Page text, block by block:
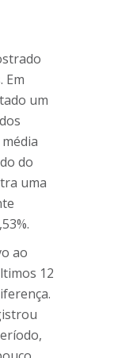
Em
um
do
uma
ao
12